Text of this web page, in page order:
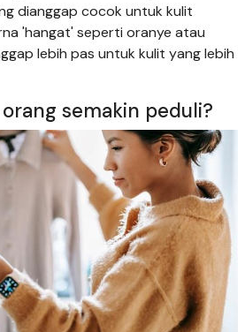
dianggap cocok untuk kulit
'hangat' seperti oranye atau
lebih pas untuk kulit yang lebih
semakin peduli?